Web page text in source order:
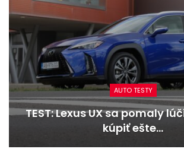
AUTO TESTY
TEST: Dacia Duster hybrid-
Trojitý útok